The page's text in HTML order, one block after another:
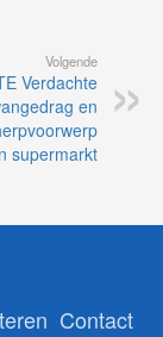
Volgende
Verdachte
en
supermarkt
Contact